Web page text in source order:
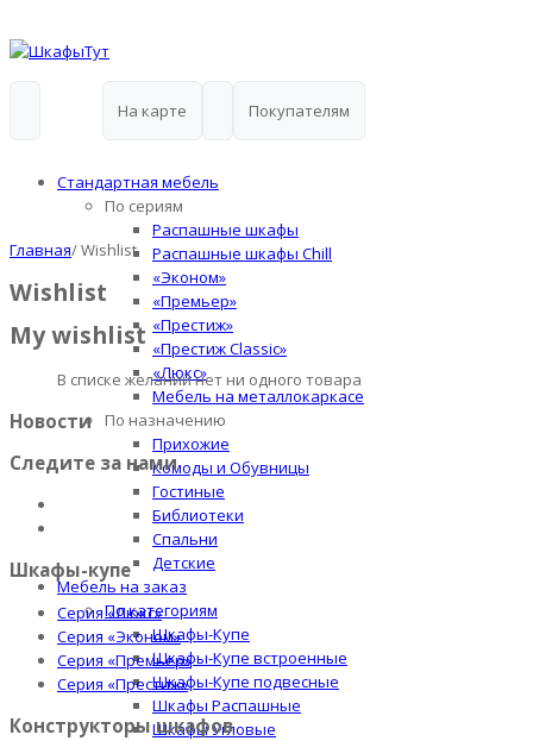
На карте Покупателям
Стандартная мебель
По сериям
Распашные шкафы
Распашные шкафы Chill
«Эконом»
«Премьер»
«Престиж»
«Престиж Classic»
«Люкс»
Мебель на металлокаркасе
По назначению
Прихожие
Комоды и Обувницы
Гостиные
Библиотеки
Спальни
Детские
Мебель на заказ
По категориям
Шкафы-Купе
Шкафы-Купе встроенные
Шкафы-Купе подвесные
Шкафы Распашные
Шкафы Угловые
Главная/Wishlist
Wishlist
My wishlist
В списке желаний нет ни одного товара
Новости
Следите за нами
Шкафы-купе
Серия «Люкс»
Серия «Эконом»
Серия «Премьер»
Серия «Престиж»
Конструкторы шкафов